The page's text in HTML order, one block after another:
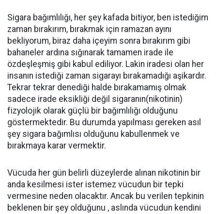
Sigara bağımlılığı, her şey kafada bitiyor, ben istediğim
zaman bırakırım, bırakmak için ramazan ayını
bekliyorum, biraz daha içeyim sonra bırakırım gibi
bahaneler ardına sığınarak tamamen irade ile
özdeşleşmiş gibi kabul ediliyor. Lakin iradesi olan her
insanın istediği zaman sigarayı bırakamadığı aşikardır.
Tekrar tekrar denediği halde bırakamamış olmak
sadece irade eksikliği değil sigaranın(nikotinin)
fizyolojik olarak güçlü bir bağımlılığı olduğunu
göstermektedir. Bu durumda yapılması gereken asıl
şey sigara bağımlısı olduğunu kabullenmek ve
bırakmaya karar vermektir.
Vücuda her gün belirli düzeylerde alınan nikotinin bir
anda kesilmesi ister istemez vücudun bir tepki
vermesine neden olacaktır. Ancak bu verilen tepkinin
beklenen bir şey olduğunu , aslında vücudun kendini